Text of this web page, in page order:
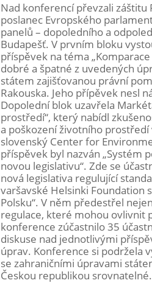
Nad konferencí převzali záštitu
poslanec Evropského
panelů – dopoledního a
Budapešť. V prvním bloku
příspěvek na téma
dobré a špatné z uvedených
státem zajišťovanou právní
Rakouska. Jeho přípěvek nesl
Dopolední blok uzavřela
prostředí“, který nabídl
a poškození životního
slovenský Center for
příspěvek byl nazván „Systém
novou legislativu“. Zde se
nová legislativa regulující
varšavské Helsinki Foundation
Polsku“. V něm předestřel
regulace, které mohou ovlivnit
konference zúčastnilo 35
diskuse nad jednotlivými
úprav. Konference si podržela
se zahraničními úpravami
Českou republikou srovnatelné.